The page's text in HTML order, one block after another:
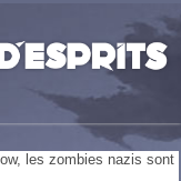
les zombies nazis sont